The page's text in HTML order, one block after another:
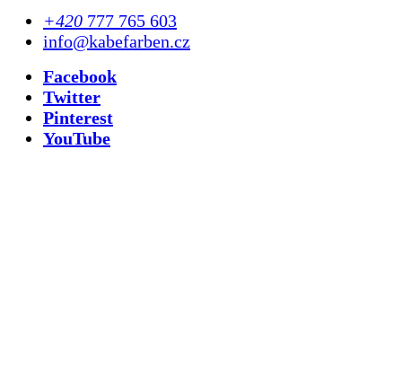
+420 777 765 603
info@kabefarben.cz
Facebook
Twitter
Pinterest
YouTube